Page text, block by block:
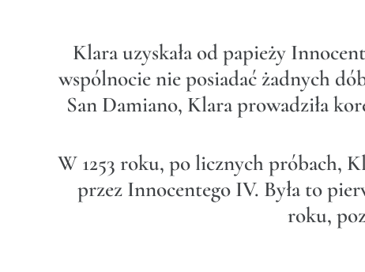
Klara uzyskała od papieży
wspólnocie nie posiadać żadnych
San Damiano, Klara prowadziła
W 1253 roku, po licznych próbach,
przez Innocentego IV. Była to
roku,